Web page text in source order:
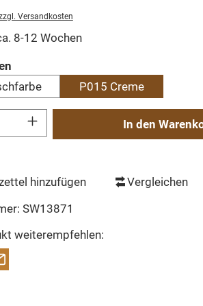
Versandkosten
8-12 Wochen
auswählen
P015 Creme
den gewünschten Wert ein oder benutze die
In den
hinzufügen
Vergleichen
SW13871
weiterempfehlen: